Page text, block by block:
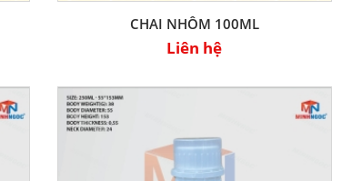
CHAI NHÔM 100ML
Liên hệ